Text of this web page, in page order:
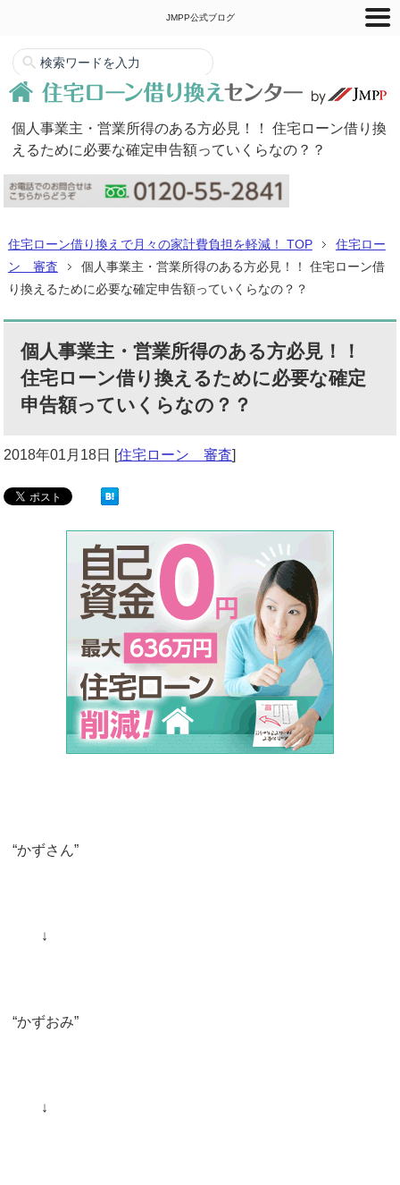
個人事業主・営業所得のある方必見！！ 住宅ローン借り換
えるために必要な確定申告額っていくらなの？？
住宅ローン借り換えで月々の家計費負担を軽減！ TOP
住宅ロー
ン 審査
個人事業主・営業所得のある方必見！！ 住宅ローン借
り換えるために必要な確定申告額っていくらなの？？
個人事業主・営業所得のある方必見！！
住宅ローン借り換えるために必要な確定
申告額っていくらなの？？
2018年01月18日 [住宅ローン 審査]
“かずさん”
↓
“かずおみ”
↓
JMPP公式ブログ